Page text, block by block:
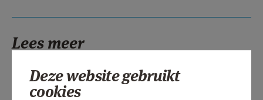
Lees meer
Deze website gebruikt
cookies